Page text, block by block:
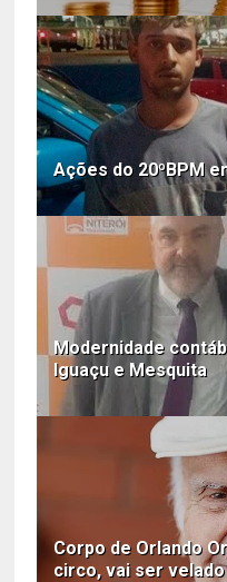
Ações do 20ºBPM
Modernidade
Iguaçu e Mesquita
Corpo de Orlando
circo, vai ser